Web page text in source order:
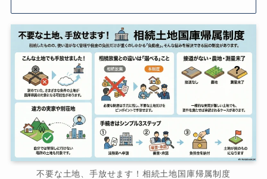
不要な土地、手放せます！相続土地国庫帰属制度